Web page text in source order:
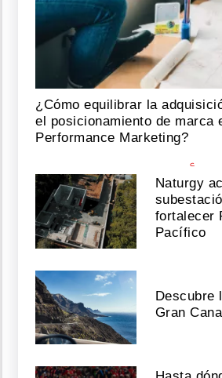
s
.
@
r
i
a
w
i
s
o
n
a
n
¿Cómo equilibrar la
el posicionamiento de marca
Performance Marketing?
Naturgy
fortalecer
Pacífico
Descubre
Gran